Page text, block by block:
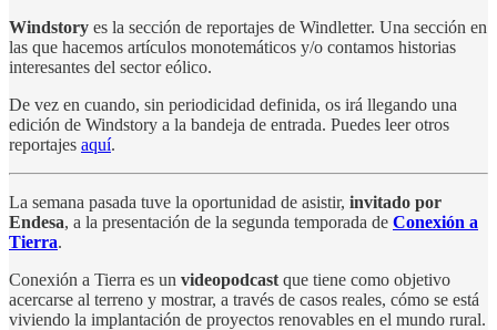
Windstory es la sección de reportajes de Windletter. Una sección en
las que hacemos artículos monotemáticos y/o contamos historias
interesantes del sector eólico.
De vez en cuando, sin periodicidad definida, os irá llegando una
edición de Windstory a la bandeja de entrada. Puedes leer otros
reportajes aquí.
La semana pasada tuve la oportunidad de asistir, invitado por
Endesa, a la presentación de la segunda temporada de Conexión a
Tierra.
Conexión a Tierra es un videopodcast que tiene como objetivo
acercarse al terreno y mostrar, a través de casos reales, cómo se está
viviendo la implantación de proyectos renovables en el mundo rural.